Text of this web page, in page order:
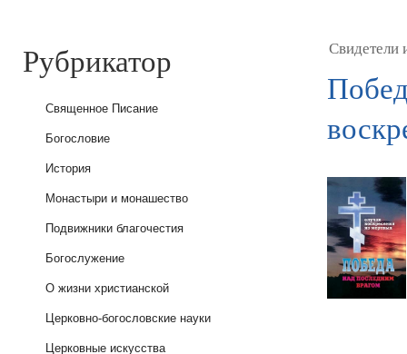
Рубрикатор
Священное Писание
Богословие
История
Монастыри и монашество
Подвижники благочестия
Богослужение
О жизни христианской
Церковно-богословские науки
Церковные искусства
Свидетели